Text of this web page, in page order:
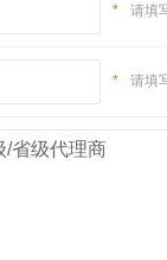
* 请填
* 请填